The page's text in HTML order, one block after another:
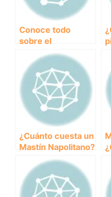
Conoce todo
sobre el
encantador Terrier
Sealyham: origen,
características y
cuidados
¿Cuánto cuesta un
Mastín Napolitano?
Descubre el
precio de esta
majestuosa raza
canina